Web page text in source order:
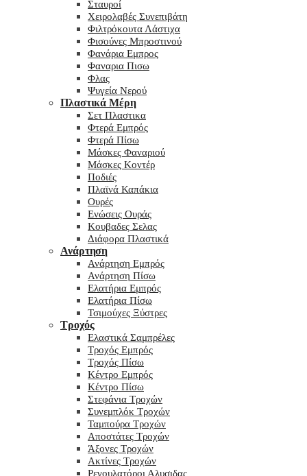
Σταυροί
Χειρολαβές Συνεπιβάτη
Φιλτρόκουτα Λάστιχα
Φισούνες Μπροστινού
Φανάρια Εμπρος
Φαναρια Πισω
Φλας
Ψυγεία Νερού
Πλαστικά Μέρη
Σετ Πλαστικα
Φτερά Εμπρός
Φτερά Πίσω
Μάσκες Φαναριού
Μάσκες Κοντέρ
Ποδιές
Πλαϊνά Καπάκια
Ουρές
Ενώσεις Ουράς
Κουβαδες Σελας
Διάφορα Πλαστικά
Ανάρτηση
Ανάρτηση Εμπρός
Ανάρτηση Πίσω
Ελατήρια Εμπρός
Ελατήρια Πίσω
Τσιμούχες Ξύστρες
Τροχός
Ελαστικά Σαμπρέλες
Τροχός Εμπρός
Τροχός Πίσω
Κέντρο Εμπρός
Κέντρο Πίσω
Στεφάνια Τροχών
Συνεμπλόκ Τροχών
Ταμπούρα Τροχών
Αποστάτες Τροχών
Άξονες Τροχών
Ακτίνες Τροχών
Ρεγουλατόροι Αλυσιδας